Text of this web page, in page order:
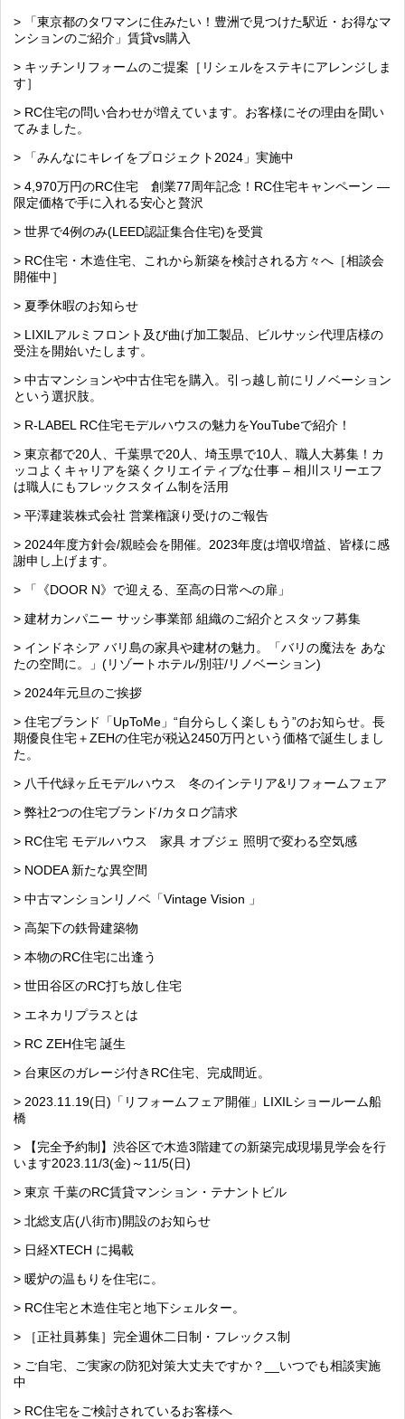
> 「東京都のタワマンに住みたい！豊洲で見つけた駅近・お得なマ
ンションのご紹介」賃貸vs購入
> キッチンリフォームのご提案［リシェルをステキにアレンジしま
す］
> RC住宅の問い合わせが増えています。お客様にその理由を聞い
てみました。
> 「みんなにキレイをプロジェクト2024」実施中
> 4,970万円のRC住宅 創業77周年記念！RC住宅キャンペーン ―
限定価格で手に入れる安心と贅沢
> 世界で4例のみ(LEED認証集合住宅)を受賞
> RC住宅・木造住宅、これから新築を検討される方々へ［相談会
開催中］
> 夏季休暇のお知らせ
> LIXILアルミフロント及び曲げ加工製品、ビルサッシ代理店様の
受注を開始いたします。
> 中古マンションや中古住宅を購入。引っ越し前にリノベーション
という選択肢。
> R-LABEL RC住宅モデルハウスの魅力をYouTubeで紹介！
> 東京都で20人、千葉県で20人、埼玉県で10人、職人大募集！カ
ッコよくキャリアを築くクリエイティブな仕事 – 相川スリーエフ
は職人にもフレックスタイム制を活用
> 平澤建装株式会社 営業権譲り受けのご報告
> 2024年度方針会/親睦会を開催。2023年度は増収増益、皆様に感
謝申し上げます。
> 「《DOOR N》で迎える、至高の日常への扉」
> 建材カンパニー サッシ事業部 組織のご紹介とスタッフ募集
> インドネシア バリ島の家具や建材の魅力。「バリの魔法を あな
たの空間に。」(リゾートホテル/別荘/リノベーション)
> 2024年元旦のご挨拶
> 住宅ブランド「UpToMe」“自分らしく楽しもう”のお知らせ。長
期優良住宅＋ZEHの住宅が税込2450万円という価格で誕生しまし
た。
> 八千代緑ヶ丘モデルハウス 冬のインテリア&リフォームフェア
> 弊社2つの住宅ブランド/カタログ請求
> RC住宅 モデルハウス 家具 オブジェ 照明で変わる空気感
> NODEA 新たな異空間
> 中古マンションリノベ「Vintage Vision 」
> 高架下の鉄骨建築物
> 本物のRC住宅に出逢う
> 世田谷区のRC打ち放し住宅
> エネカリプラスとは
> RC ZEH住宅 誕生
> 台東区のガレージ付きRC住宅、完成間近。
> 2023.11.19(日)「リフォームフェア開催」LIXILショールーム船
橋
> 【完全予約制】渋谷区で木造3階建ての新築完成現場見学会を行
います2023.11/3(金)～11/5(日)
> 東京 千葉のRC賃貸マンション・テナントビル
> 北総支店(八街市)開設のお知らせ
> 日経XTECH に掲載
> 暖炉の温もりを住宅に。
> RC住宅と木造住宅と地下シェルター。
> ［正社員募集］完全週休二日制・フレックス制
> ご自宅、ご実家の防犯対策大丈夫ですか？__いつでも相談実施
中
> RC住宅をご検討されているお客様へ